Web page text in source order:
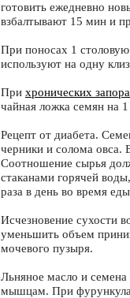
готовить ежедневно
взбалтывают 15 мин и
При поносах 1
используют на одну
При хронических
чайная ложка семян на
Рецепт от диабета.
черники и солома овса.
Соотношение сырья
стаканами горячей
раза в день во время
Исчезновение сухости
уменьшить объем
мочевого пузыря.
Льняное масло и
мышцам. При